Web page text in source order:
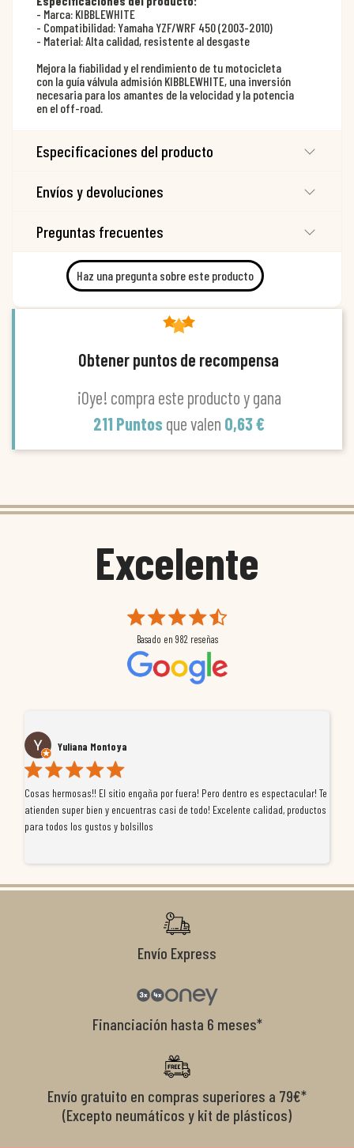
- Marca: KIBBLEWHITE
- Compatibilidad: Yamaha YZF/WRF 450 (2003-2010)
- Material: Alta calidad, resistente al desgaste
Mejora la fiabilidad y el rendimiento de tu motocicleta
con la guía válvula admisión KIBBLEWHITE, una inversión
necesaria para los amantes de la velocidad y la potencia
en el off-road.
Especificaciones del producto
Envíos y devoluciones
Preguntas frecuentes
Haz una pregunta sobre este producto
Obtener puntos de recompensa
¡Oye! compra este producto y gana
211 Puntos que valen 0,63 €
Excelente
Basado en 982 reseñas
Yuliana Montoya
Cosas hermosas!! El sitio engaña por fuera! Pero dentro es espectacular! Te
atienden super bien y encuentras casi de todo! Excelente calidad, productos
para todos los gustos y bolsillos
Envío Express
Financiación hasta 6 meses*
Envío gratuito en compras superiores a 79€*
(Excepto neumáticos y kit de plásticos)